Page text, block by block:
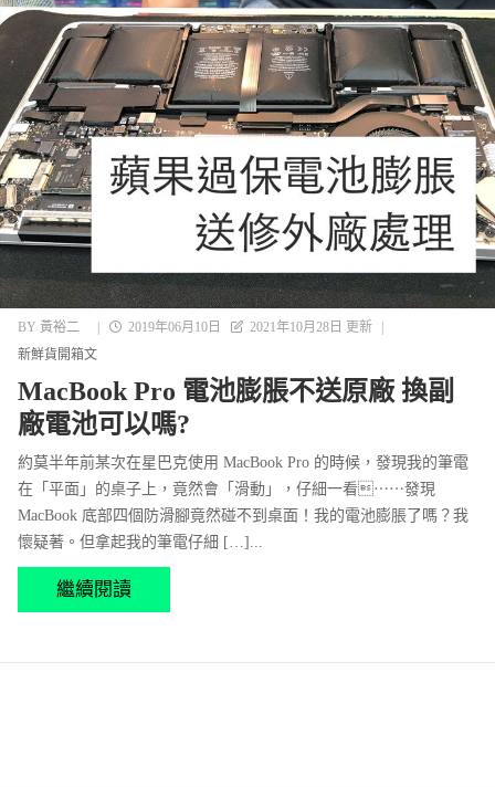
BY 黃裕二 2019年06月10日 2021年10月28日 更新
新鮮貨開箱文
MacBook Pro 電池膨脹不送原廠 換副
廠電池可以嗎?
約莫半年前某次在星巴克使用 MacBook Pro 的時候，發現我的筆電
在「平面」的桌子上，竟然會「滑動」，仔細一看⋯⋯發現
MacBook 底部四個防滑腳竟然碰不到桌面！我的電池膨脹了嗎？我
懷疑著。但拿起我的筆電仔細 […]...
繼續閱讀